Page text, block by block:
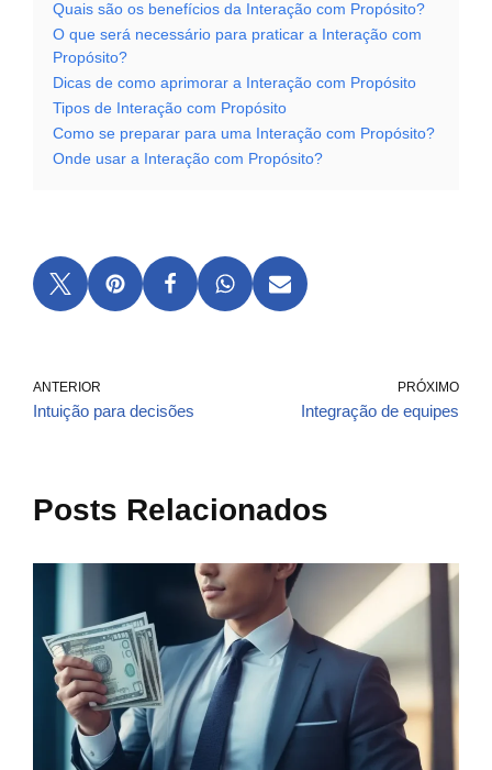
Quais são os benefícios da Interação com Propósito?
O que será necessário para praticar a Interação com
Propósito?
Dicas de como aprimorar a Interação com Propósito
Tipos de Interação com Propósito
Como se preparar para uma Interação com Propósito?
Onde usar a Interação com Propósito?
ANTERIOR
Intuição para decisões
PRÓXIMO
Integração de equipes
Posts Relacionados